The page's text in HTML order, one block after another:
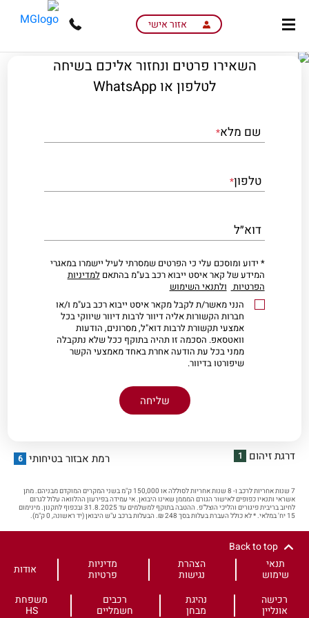
content
menu
אזור אישי
השאירו פרטים ונחזור אליכם בשיחה
לטלפון או WhatsApp
שם מלא*
טלפון*
דוא״ל
* ידוע ומוסכם עלי כי הפרטים שמסרתי לעיל יישמרו במאגרי
המידע של קאר איסט ייבוא רכב בע"מ בהתאםלמדיניות
הפרטיות ולתנאי השימוש
הנני מאשר/ת לקבל מקאר איסט ייבוא רכב בע"מ ו/או
חברות הקשורות אליה דיוור לרבות דיוור שיווקי בכל
אמצעי תקשורת לרבות דוא"ל, מסרונים, הודעות
וואטסאפ. הסכמה זו תהיה בתוקף ככל שלא נתקבלה
ממני בכל עת הודעה אחרת באחד מאמצעי הקשר
שיפורטו בדיוור.
דרגת זיהום 1 רמת אבזור בטיחותי 6
7 שנות אחריות לרכב ו- 8 שנות אחריות לסוללה או 150,000 ק"מ בשני המקרים המוקדם מבניהם. מתן
אשראי ותנאיו כפופים לאישור הגורם המממן שאינו היבואן. אי עמידה בפירעון ההלוואה עלול לגרום
לחיוב בריבית פיגורים והליכי הוצל"פ. ההטבה בתוקף למשלמים עד 31.8.2025 ובכפוף לתקנון. מינימום
15 יח' במלאי. * לא כולל העברת בעלות בסך 248 ₪. הבעלות ברכב ע"ש היבואן (יד ראשונה, 0 ק"מ).
Back to top
תנאי
שימוש
הצהרת
נגישות
מדיניות
פרטיות אודות
רכישה
אונליין
נהיגת
מבחן
רכבים
חשמליים
משפחת
HS